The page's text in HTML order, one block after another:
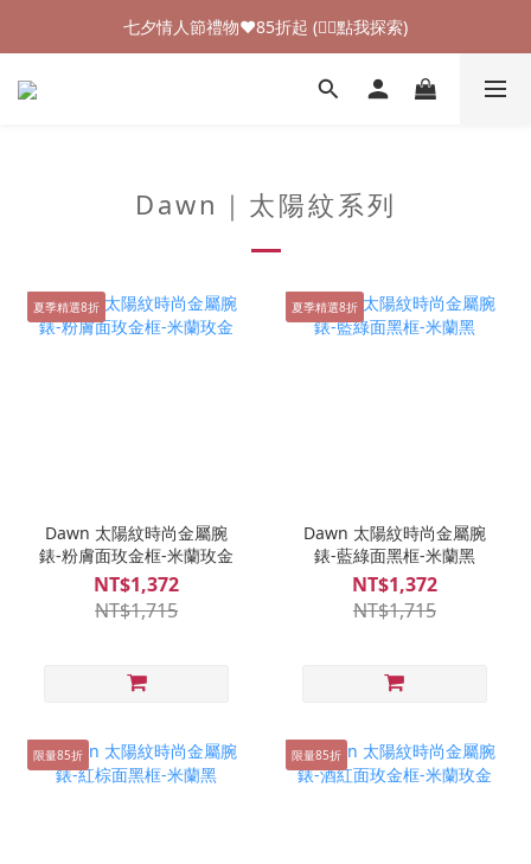
加入新會員領$100購物金💰 (👉🏻點我領取)
七夕情人節禮物❤85折起 (👉🏻點我探索)
加入新會員領$100購物金💰 (👉🏻點我領取)
Dawn｜太陽紋系列
夏季精選8折
Dawn 太陽紋時尚金屬腕
錶-粉膚面玫金框-米蘭玫金
NT$1,372
NT$1,715
夏季精選8折
Dawn 太陽紋時尚金屬腕
錶-藍綠面黑框-米蘭黑
NT$1,372
NT$1,715
限量85折 限量85折